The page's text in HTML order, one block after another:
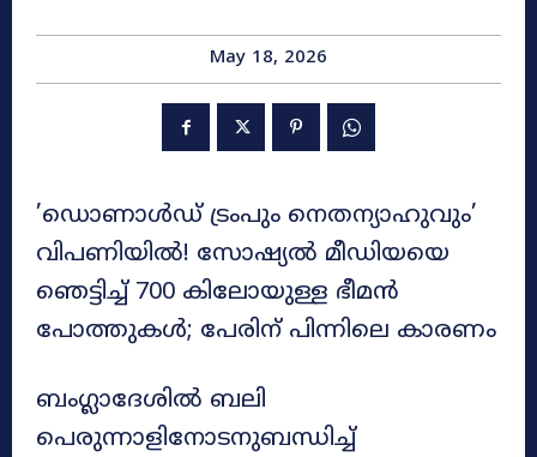
May 18, 2026
​’ഡൊണാൾഡ് ട്രംപും നെതന്യാഹുവും’
വിപണിയിൽ! സോഷ്യൽ മീഡിയയെ
ഞെട്ടിച്ച് 700 കിലോയുള്ള ഭീമൻ
പോത്തുകൾ; പേരിന് പിന്നിലെ കാരണം
ബംഗ്ലാദേശിൽ ബലി
പെരുന്നാളിനോടനുബന്ധിച്ച്